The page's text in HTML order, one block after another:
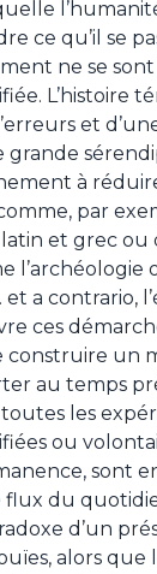
ce qu’il se
ne se
L’histoire
et
à
par
et grec ou
l’archéologie
et a contrario,
ces
construire un
au temps
les
ou
sont
du
d’un
alors que